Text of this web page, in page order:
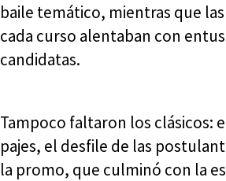
baile temático, mientras que
cada curso alentaban con
candidatas.
Tampoco faltaron los clásicos:
pajes, el desfile de las
la promo, que culminó con la